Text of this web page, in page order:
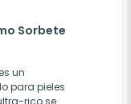
Sorbete
un
para pieles